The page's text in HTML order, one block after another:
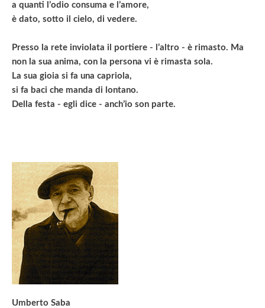
a quanti l’odio consuma e l’amore,
è dato, sotto il cielo, di vedere.
Presso la rete inviolata il portiere - l’altro - è rimasto. Ma
non la sua anima, con la persona vi è rimasta sola.
La sua gioia si fa una capriola,
si fa baci che manda di lontano.
Della festa - egli dice - anch’io son parte.
Umberto Saba